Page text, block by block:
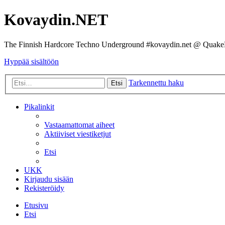
Kovaydin.NET
The Finnish Hardcore Techno Underground #kovaydin.net @
Hyppää sisältöön
Etsi Tarkennettu haku
Pikalinkit
Vastaamattomat aiheet
Aktiiviset viestiketjut
Etsi
UKK
Kirjaudu sisään
Rekisteröidy
Etusivu
Etsi